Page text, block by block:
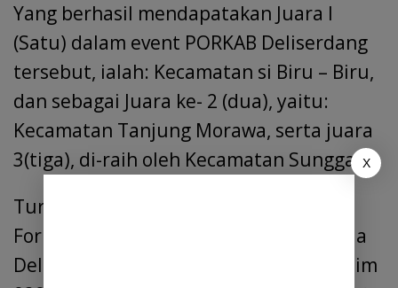
Yang berhasil mendapatakan Juara I
(Satu) dalam event PORKAB Deliserdang
tersebut, ialah: Kecamatan si Biru – Biru,
dan sebagai Juara ke- 2 (dua), yaitu:
Kecamatan Tanjung Morawa, serta juara
3(tiga), di-raih oleh Kecamatan Sunggal
Turut hadir dalam closing Ceremony
Forkab 2024 Deliserdang, Pejabat Sekda
Deliserdang, Citra Effendi Capah, Dandim
X